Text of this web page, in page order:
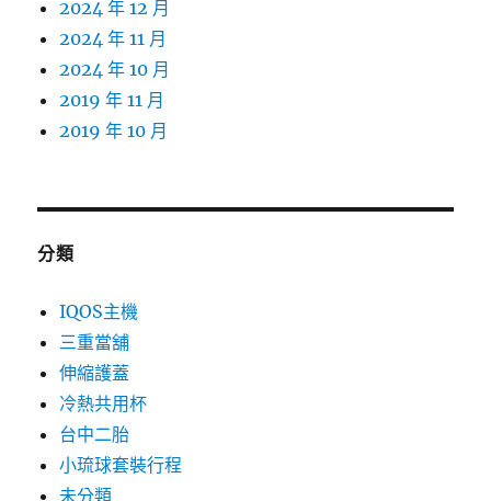
2024 年 12 月
2024 年 11 月
2024 年 10 月
2019 年 11 月
2019 年 10 月
分類
IQOS主機
三重當舖
伸縮護蓋
冷熱共用杯
台中二胎
小琉球套裝行程
未分類